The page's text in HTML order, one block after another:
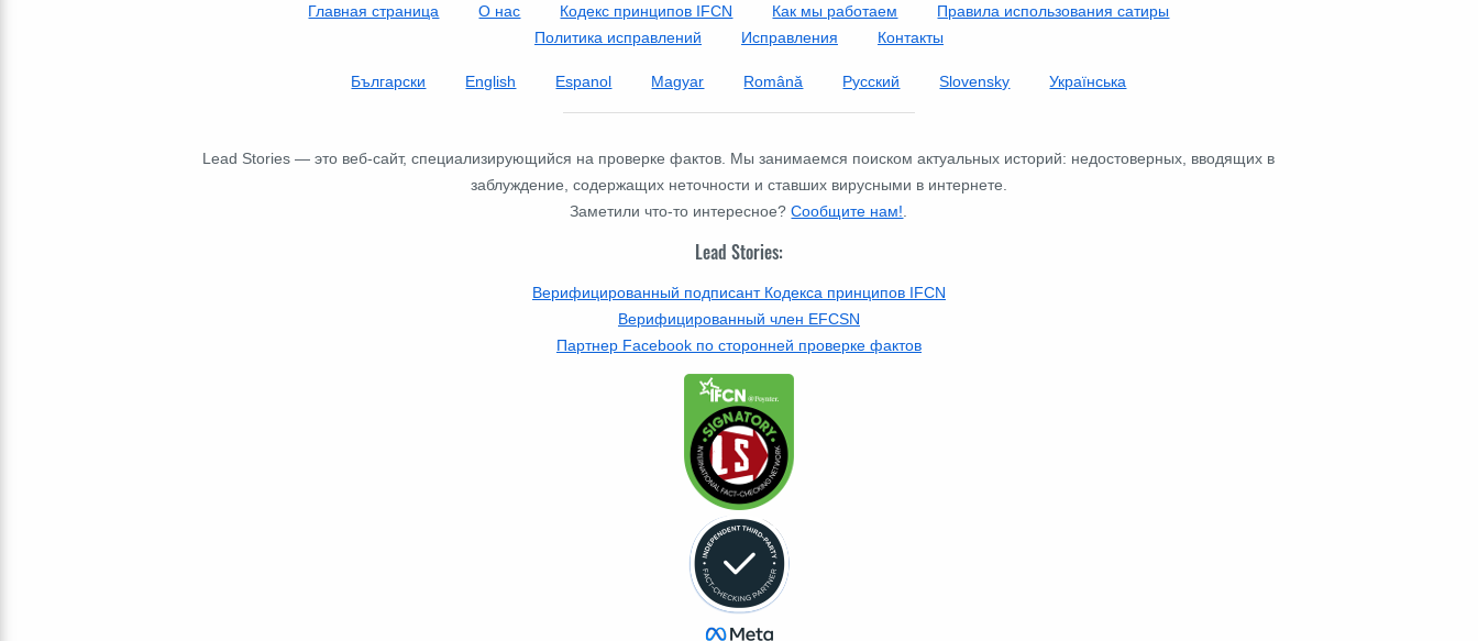
Главная страница О нас Кодекс принципов IFCN Как мы работаем
Правила использования сатиры
Политика исправлений
Исправления Контакты
Български English Espanol Magyar Română Русский Slovensky Українська
Lead Stories — это веб-сайт, специализирующийся на проверке фактов. Мы занимаемся поиском актуальных историй: недостоверных, вводящих в
заблуждение, содержащих неточности и ставших вирусными в интернете.
Заметили что-то интересное?Сообщите нам!
Lead Stories:
Верифицированный подписант Кодекса принципов IFCN
Верифицированный член EFCSN
Партнер Facebook по сторонней проверке фактов